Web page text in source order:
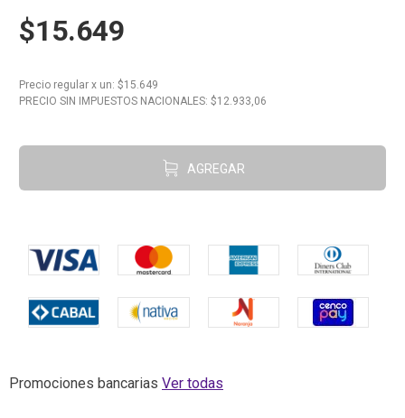
$15.649
Precio regular x un: $15.649
PRECIO SIN IMPUESTOS NACIONALES: $12.933,06
AGREGAR
Promociones bancarias Ver todas
. Aceite